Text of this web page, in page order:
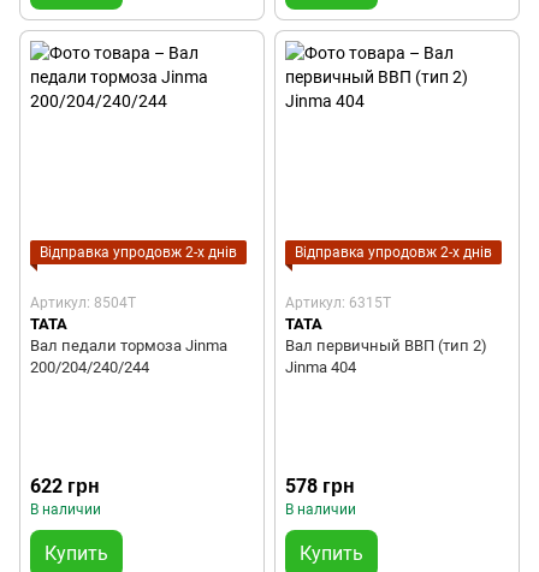
Відправка упродовж 2-х днів
Артикул: 8504T
TATA
Вал педали тормоза Jinma
200/204/240/244
622 грн
В наличии
Купить
Відправка упродовж 2-х днів
Артикул: 6315T
TATA
Вал первичный ВВП (тип 2)
Jinma 404
578 грн
В наличии
Купить